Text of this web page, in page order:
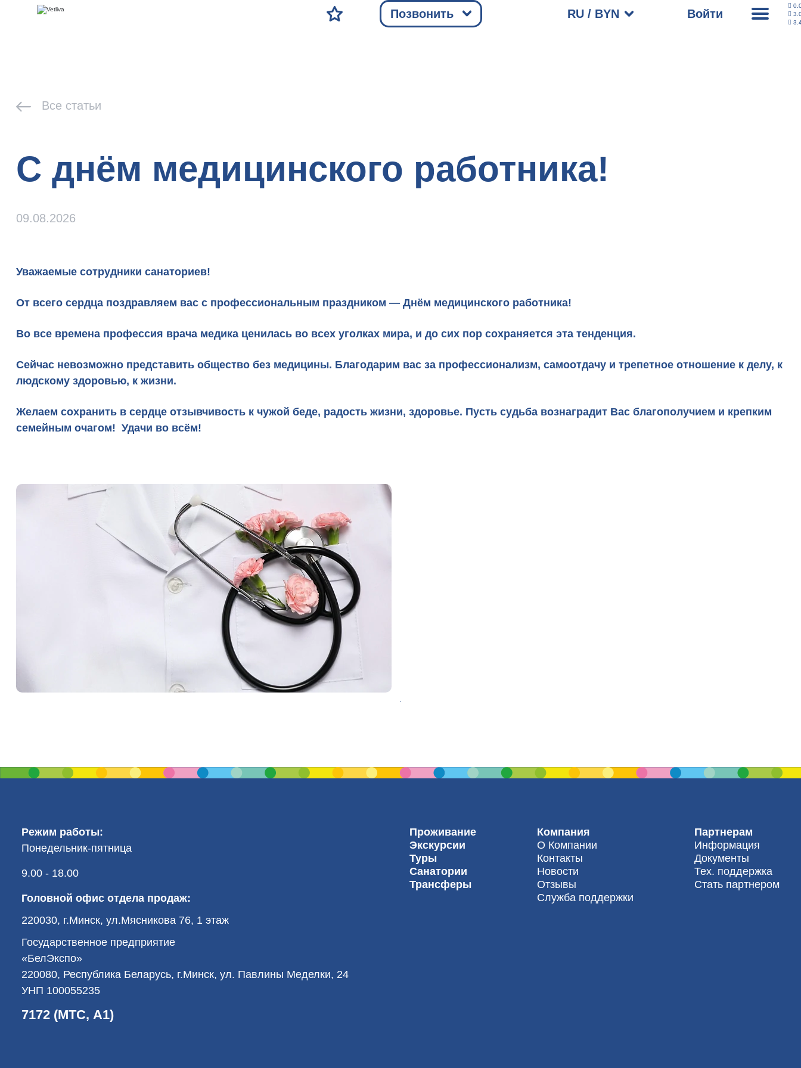
Позвонить RU / BYN Войти
Все статьи
С днём медицинского работника!
09.08.2026
Уважаемые сотрудники санаториев!
От всего сердца поздравляем вас с профессиональным праздником — Днём медицинского работника!
Во все времена профессия врача медика ценилась во всех уголках мира, и до сих пор сохраняется эта тенденция.
Сейчас невозможно представить общество без медицины. Благодарим вас за профессионализм, самоотдачу и трепетное отношение к делу, к
людскому здоровью, к жизни.
Желаем сохранить в сердце отзывчивость к чужой беде, радость жизни, здоровье. Пусть судьба вознаградит Вас благополучием и крепким
семейным очагом! Удачи во всём!
Режим работы:
Понедельник-пятница
9.00 - 18.00
Головной офис отдела продаж:
220030, г.Минск, ул.Мясникова 76, 1 этаж
Государственное предприятие
«БелЭкспо»
220080, Республика Беларусь, г.Минск, ул. Павлины Меделки, 24
УНП 100055235
7172 (МТС, А1)
Проживание
Экскурсии
Туры
Санатории
Трансферы
Компания
О Компании
Контакты
Новости
Отзывы
Служба поддержки
Партнерам
Информация
Документы
Тех. поддержка
Стать партнером